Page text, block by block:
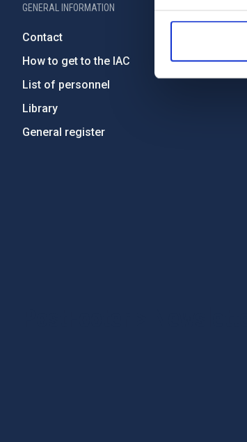
GENERAL INFORMATION
Contact
How to get to the IAC
List of personnel
Library
General register